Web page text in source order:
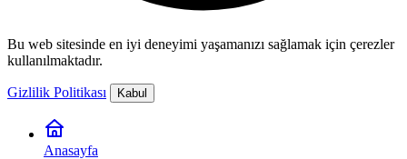
Bu web sitesinde en iyi deneyimi yaşamanızı sağlamak için çerezler
kullanılmaktadır.
Gizlilik Politikası Kabul
Anasayfa